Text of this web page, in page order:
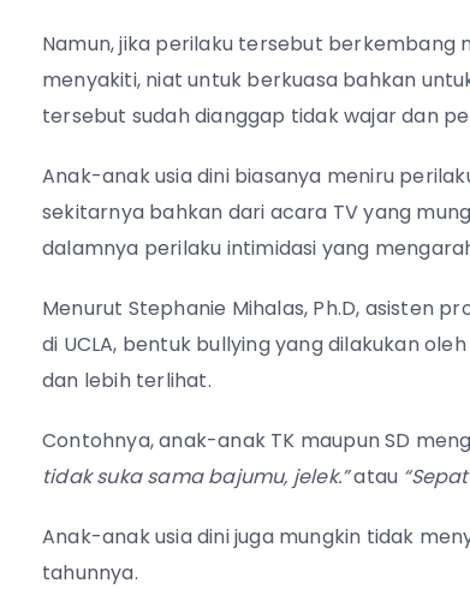
Namun, jika perilaku tersebut berkembang
menyakiti, niat untuk berkuasa bahkan
tersebut sudah dianggap tidak wajar dan
Anak-anak usia dini biasanya meniru
sekitarnya bahkan dari acara TV yang
dalamnya perilaku intimidasi yang
Menurut Stephanie Mihalas, Ph.D, asisten
di UCLA, bentuk bullying yang dilakukan
dan lebih terlihat.
Contohnya, anak-anak TK maupun SD
tidak suka sama bajumu, jelek.”atau
Anak-anak usia dini juga mungkin tidak
tahunnya.